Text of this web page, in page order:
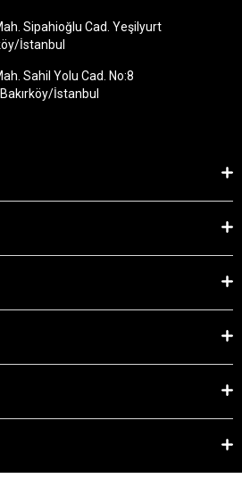
Sipahioğlu Cad. Yeşilyurt
İstanbul
Sahil Yolu Cad. No:8
İstanbul